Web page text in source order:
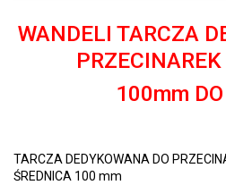
WANDELI TARCZA
100mm
TARCZA DEDYKOWANA DO
ŚREDNICA 100 mm